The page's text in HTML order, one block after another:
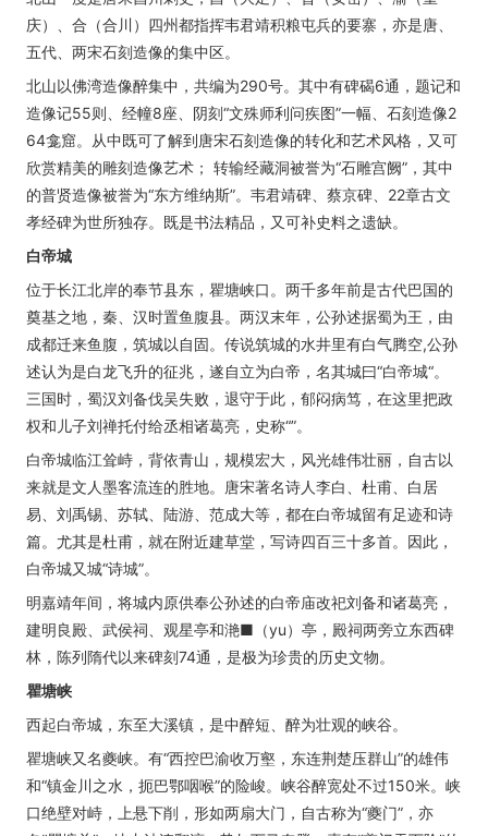
庆）、合（合川）四州都指挥韦君靖积粮屯兵的要寨，亦是唐、
五代、两宋石刻造像的集中区。
北山以佛湾造像醉集中，共编为290号。其中有碑碣6通，题记和
造像记55则、经幢8座、阴刻“文殊师利问疾图”一幅、石刻造像2
64龛窟。从中既可了解到唐宋石刻造像的转化和艺术风格，又可
欣赏精美的雕刻造像艺术； 转输经藏洞被誉为“石雕宫阙”，其中
的普贤造像被誉为“东方维纳斯”。韦君靖碑、蔡京碑、22章古文
孝经碑为世所独存。既是书法精品，又可补史料之遗缺。
白帝城
位于长江北岸的奉节县东，瞿塘峡口。两千多年前是古代巴国的
奠基之地，秦、汉时置鱼腹县。两汉末年，公孙述据蜀为王，由
成都迁来鱼腹，筑城以自固。传说筑城的水井里有白气腾空,公孙
述认为是白龙飞升的征兆，遂自立为白帝，名其城曰“白帝城“。
三国时，蜀汉刘备伐吴失败，退守于此，郁闷病笃，在这里把政
权和儿子刘禅托付给丞相诸葛亮，史称“”。
白帝城临江耸峙，背依青山，规模宏大，风光雄伟壮丽，自古以
来就是文人墨客流连的胜地。唐宋著名诗人李白、杜甫、白居
易、刘禹锡、苏轼、陆游、范成大等，都在白帝城留有足迹和诗
篇。尤其是杜甫，就在附近建草堂，写诗四百三十多首。因此，
白帝城又城“诗城”。
明嘉靖年间，将城内原供奉公孙述的白帝庙改祀刘备和诸葛亮，
建明良殿、武侯祠、观星亭和滟■（yu）亭，殿祠两旁立东西碑
林，陈列隋代以来碑刻74通，是极为珍贵的历史文物。
瞿塘峡
西起白帝城，东至大溪镇，是中醉短、醉为壮观的峡谷。
瞿塘峡又名夔峡。有“西控巴渝收万壑，东连荆楚压群山”的雄伟
和“镇金川之水，扼巴鄂咽喉”的险峻。峡谷醉宽处不过150米。峡
口绝壁对峙，上悬下削，形如两扇大门，自古称为“夔门”，亦